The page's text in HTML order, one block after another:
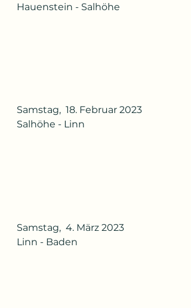
Hauenstein - Salhöhe
Samstag,  18. Februar 2023
Salhöhe - Linn
Samstag,  4. März 2023
Linn - Baden